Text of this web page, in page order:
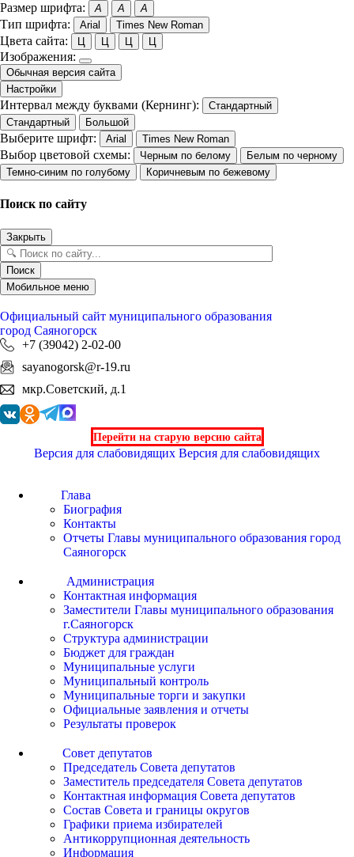
Размер шрифта: A A A
Тип шрифта: Arial Times New Roman
Цвета сайта: Ц Ц Ц Ц
Изображения:
Обычная версия сайта
Настройки
Интервал между буквами (Кернинг):
Стандартный
Стандартный
Большой
Выберите шрифт: Arial Times New Roman
Выбор цветовой схемы: Черным по белому
Белым по черному
Темно-синим по голубому
Коричневым по бежевому
Поиск по сайту
Закрыть
Поиск
Мобильное меню
Официальный сайт муниципального образования
город Саяногорск
+7 (39042) 2-02-00
sayanogorsk@r-19.ru
мкр.Советский, д.1
Перейти на старую версию сайта
Версия для слабовидящих Версия для слабовидящих
Глава
Биография
Контакты
Отчеты Главы муниципального образования город
Саяногорск
Администрация
Контактная информация
Заместители Главы муниципального образования
г.Саяногорск
Структура администрации
Бюджет для граждан
Муниципальные услуги
Муниципальный контроль
Муниципальные торги и закупки
Официальные заявления и отчеты
Результаты проверок
Совет депутатов
Председатель Совета депутатов
Заместитель председателя Совета депутатов
Контактная информация Совета депутатов
Состав Совета и границы округов
Графики приема избирателей
Антикоррупционная деятельность
Информация